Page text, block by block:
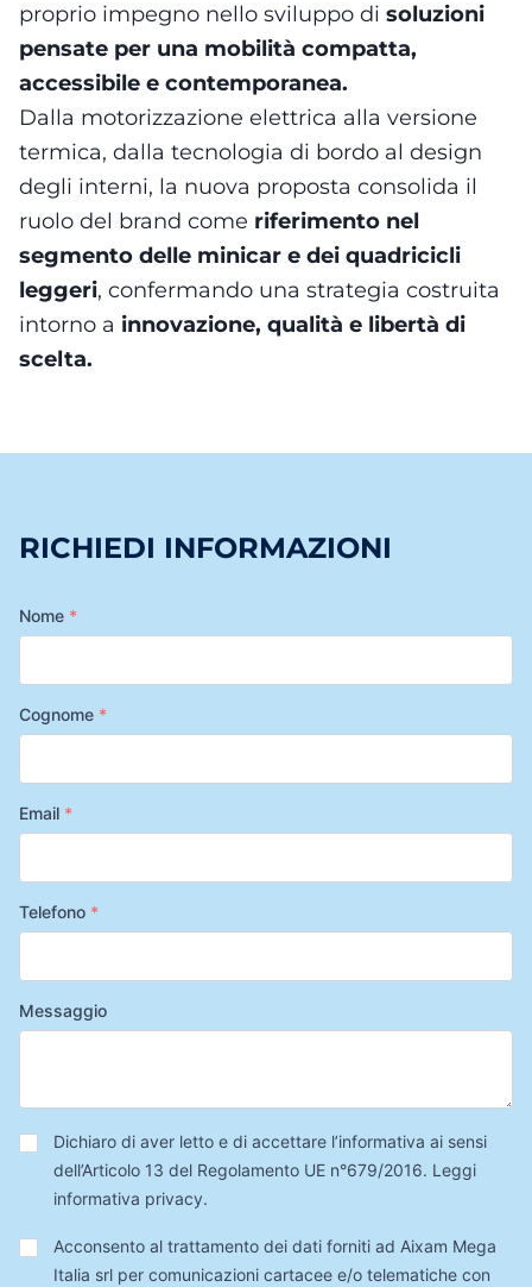
proprio impegno nello sviluppo di soluzioni
pensate per una mobilità compatta,
accessibile e contemporanea.
Dalla motorizzazione elettrica alla versione
termica, dalla tecnologia di bordo al design
degli interni, la nuova proposta consolida il
ruolo del brand come riferimento nel
segmento delle minicar e dei quadricicli
leggeri, confermando una strategia costruita
intorno a innovazione, qualità e libertà di
scelta.
RICHIEDI INFORMAZIONI
Nome *
Cognome *
Email *
Telefono *
Messaggio
Privacy*
Dichiaro di aver letto e di accettare l’informativa ai sensi
dell’Articolo 13 del Regolamento UE n°679/2016. Leggi
informativa privacy.
Trattamento
Dati
Acconsento al trattamento dei dati forniti ad Aixam Mega
Italia srl per comunicazioni cartacee e/o telematiche con